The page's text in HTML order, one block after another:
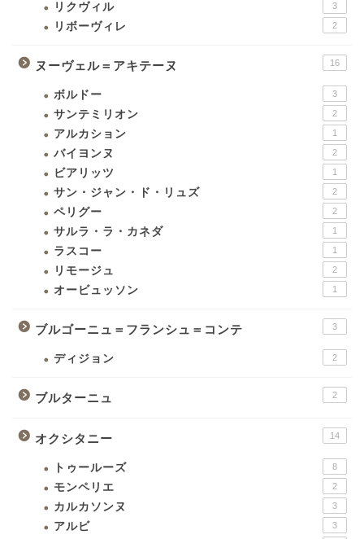
リクヴィル 3
リボーヴィレ 2
ヌーヴェル＝アキテーヌ 16
ボルドー 3
サンテミリオン 2
アルカション 1
バイヨンヌ 2
ビアリッツ 1
サン・ジャン・ド・リュズ 2
ペリグー 2
サルラ・ラ・カネダ 1
ラスコー 1
リモージュ 2
オービュッソン 1
ブルゴーニュ＝フランシュ＝コンテ 3
ディジョン 2
ブルターニュ 2
オクシタニー 14
トゥールーズ 8
モンペリエ 2
カルカソンヌ 3
アルビ 3